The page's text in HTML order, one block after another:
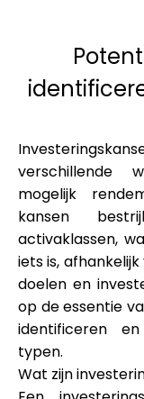
verschillende
mogelijk
kansen
activaklassen,
iets is,
doelen en
op de essentie
identificeren
typen.
Wat zijn